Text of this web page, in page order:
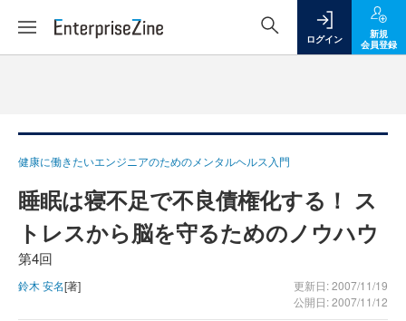
ログイン
新規
会員登録
健康に働きたいエンジニアのためのメンタルヘルス入門
睡眠は寝不足で不良債権化する！ ス
トレスから脳を守るためのノウハウ
第4回
鈴木 安名[著]
更新日: 2007/11/19
公開日: 2007/11/12